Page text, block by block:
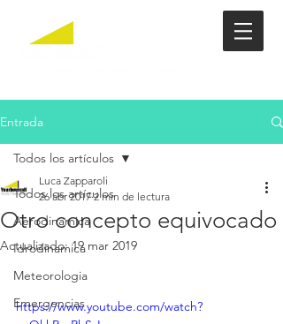
Entrada
Todos los artículos
Aerodinamica
Idrodinamica
Meteorologia
Emergencias
Todos los artículos
Otro concepto equivocado
Luca Zapparoli
26 abr 2017 2 min de lectura
Actualizado:19 mar 2019
https://www.youtube.com/watch?